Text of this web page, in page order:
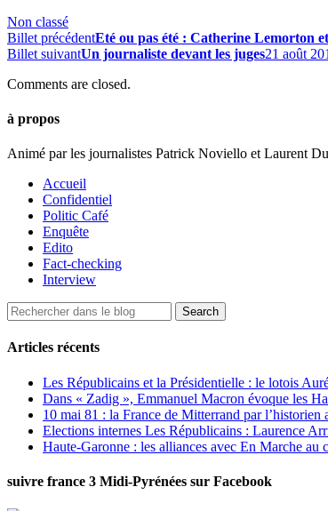
Non classé
Billet précédentEté ou pas été : Catherine Lemorton
Billet suivantUn journaliste devant les juges21 août
Comments are closed.
à propos
Animé par les journalistes Patrick Noviello et Laurent
Accueil
Confidentiel
Politic Café
Enquête
Edito
Fact-checking
Interview
Articles récents
Les Républicains et la Présidentielle : le lotois
Dans « Zadig », Emmanuel Macron évoque les
10 mai 81 : la France de Mitterrand par l’historien
Elections internes Les Républicains : Laurence
Haute-Garonne : les alliances avec En Marche
suivre france 3 Midi-Pyrénées sur Facebook